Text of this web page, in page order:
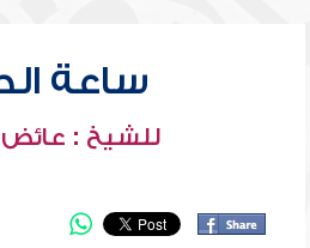
ساعة
للشيخ : عائض